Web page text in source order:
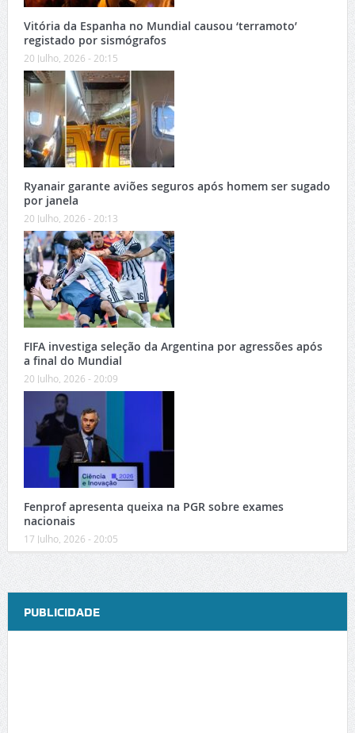
Vitória da Espanha no Mundial causou ‘terramoto’
registado por sismógrafos
20 Julho, 2026 - 20:15
Ryanair garante aviões seguros após homem ser sugado
por janela
20 Julho, 2026 - 20:13
FIFA investiga seleção da Argentina por agressões após
a final do Mundial
20 Julho, 2026 - 20:09
Fenprof apresenta queixa na PGR sobre exames
nacionais
17 Julho, 2026 - 20:05
PUBLICIDADE